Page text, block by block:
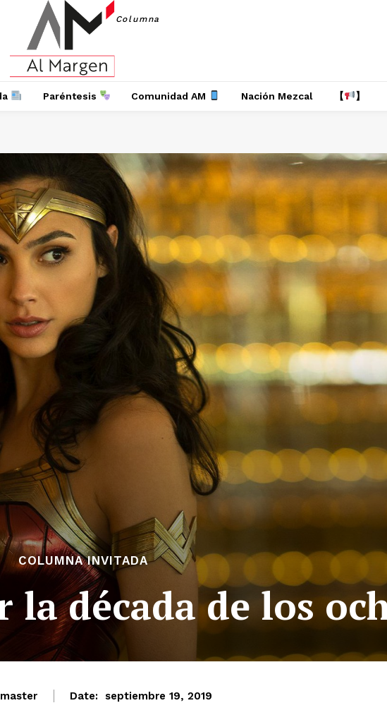
Columna
Paréntesis Comunidad AM Nación Mezcal 【 】
COLUMNA INVITADA
década de los
Date: septiembre 19, 2019